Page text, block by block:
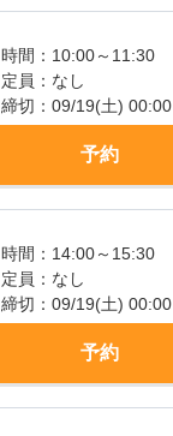
時間：10:00～11:30
定員：なし
締切：09/19(土) 00:00
予約
時間：14:00～15:30
定員：なし
締切：09/19(土) 00:00
予約